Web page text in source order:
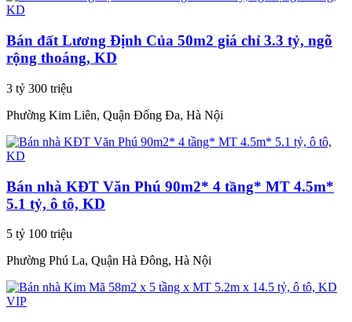
Bán đất Lương Định Của 50m2 giá chỉ 3.3 tỷ, ngõ
rộng thoáng, KD
3 tỷ 300 triệu
Phường Kim Liên, Quận Đống Đa, Hà Nội
Bán nhà KĐT Văn Phú 90m2* 4 tầng* MT 4.5m*
5.1 tỷ, ô tô, KD
5 tỷ 100 triệu
Phường Phú La, Quận Hà Đông, Hà Nội